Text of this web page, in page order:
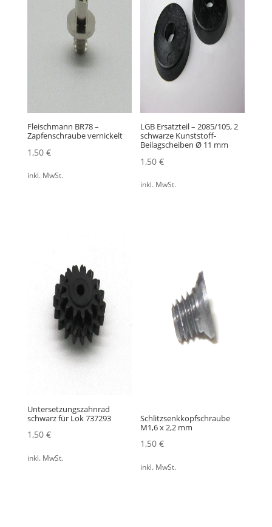
Fleischmann BR78 –
Zapfenschraube vernickelt
1,50 €
inkl. MwSt.
LGB Ersatzteil – 2085/105, 2
schwarze Kunststoff-
Beilagscheiben Ø 11 mm
1,50€
inkl. MwSt.
Untersetzungszahnrad
schwarz für Lok 737293
1,50 €
inkl. MwSt.
Schlitzsenkkopfschraube
M1,6 x 2,2 mm
1,50€
inkl. MwSt.